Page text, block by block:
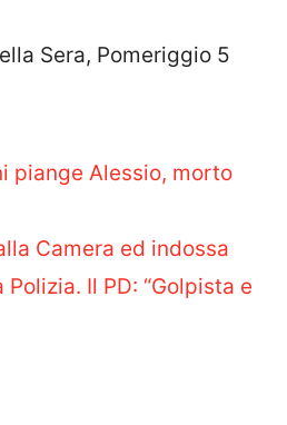
Sera, Pomeriggio 5
piange Alessio, morto
Camera ed indossa
Il PD: “Golpista e